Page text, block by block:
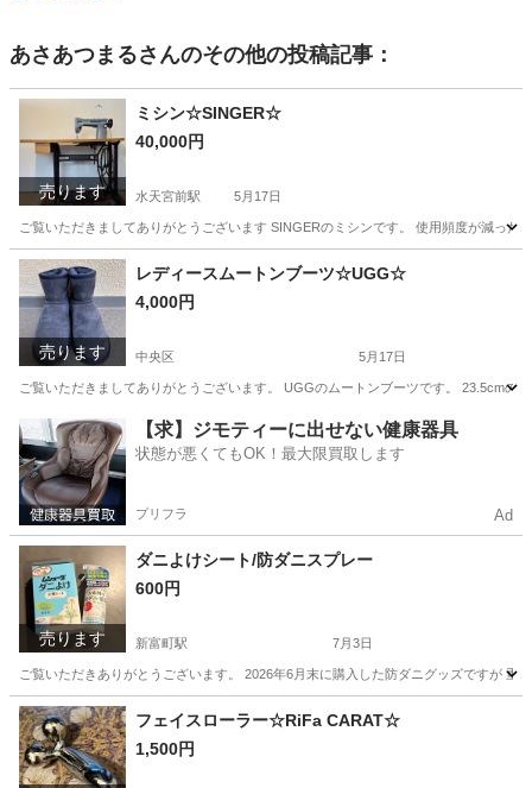
あさあつまるさんのその他の投稿記事：
売ります
ミシン☆SINGER☆
40,000円
水天宮前駅 5月17日
ご覧いただきましてありがとうございます SINGERのミシンです。 使用頻度が減っ
東京 中央区 水天宮前駅 生活家電 シンガー
売ります
レディースムートンブーツ☆UGG☆
4,000円
中央区 5月17日
ご覧いただきましてありがとうございます。 UGGのムートンブーツです。 23.5cm
東京 中央区 靴 ムートンブーツ
【求】ジモティーに出せない健康器具
状態が悪くてもOK！最大限買取します
プリフラ Ad
売ります
ダニよけシート/防ダニスプレー
600円
新富町駅 7月3日
ご覧いただきありがとうございます。 2026年6月末に購入した防ダニグッズですが
東京 中央区 新富町駅 洗濯用品
フェイスローラー☆RiFa CARAT☆
1,500円